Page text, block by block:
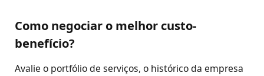
Como negociar o melhor custo-
benefício?
Avalie o portfólio de serviços, o histórico da empresa